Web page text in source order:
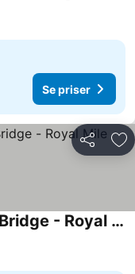
Se priser
Del
ibis Edinburgh Centre South Bridge - Royal Mile